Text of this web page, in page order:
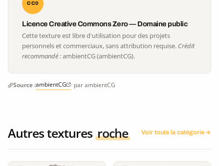
CC0
Licence Creative Commons Zero — Domaine public
Cette texture est libre d'utilisation pour des projets
personnels et commerciaux, sans attribution requise. Crédit
recommandé :ambientCG (ambientCG).
Source :ambientCG · par ambientCG
Autres textures roche Voir toute la catégorie